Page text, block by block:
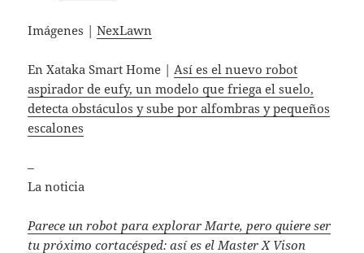
Imágenes |NexLawn
En Xataka Smart Home | Así es el nuevo robot
aspirador de eufy, un modelo que friega el suelo,
detecta obstáculos y sube por alfombras y pequeños
escalones
–
La noticia
Parece un robot para explorar Marte, pero quiere ser
tu próximo cortacésped: así es el Master X Vison